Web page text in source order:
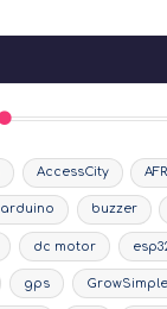
AccessCity
arduino buzzer
dc motor
gps GrowSimple